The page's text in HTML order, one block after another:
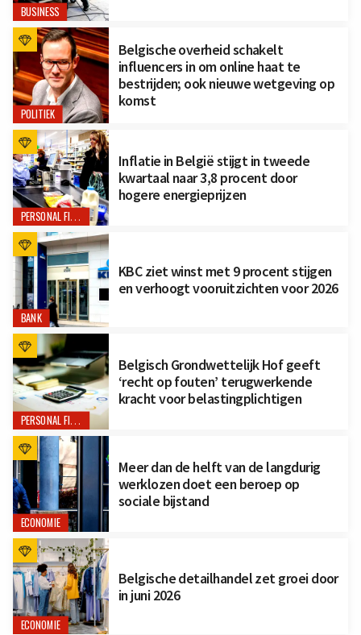
BUSINESS
POLITIEK
Belgische overheid schakelt
influencers in om online haat te
bestrijden; ook nieuwe wetgeving op
komst
PERSONAL FINANCE
Inflatie in België stijgt in tweede
kwartaal naar 3,8 procent door
hogere energieprijzen
BANK
KBC ziet winst met 9 procent stijgen
en verhoogt vooruitzichten voor 2026
PERSONAL FINANCE
Belgisch Grondwettelijk Hof geeft
‘recht op fouten’ terugwerkende
kracht voor belastingplichtigen
ECONOMIE
Meer dan de helft van de langdurig
werklozen doet een beroep op
sociale bijstand
ECONOMIE
Belgische detailhandel zet groei door
in juni 2026